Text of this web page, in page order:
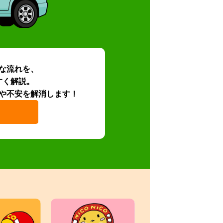
流れを、
解説。
不安を解消します！